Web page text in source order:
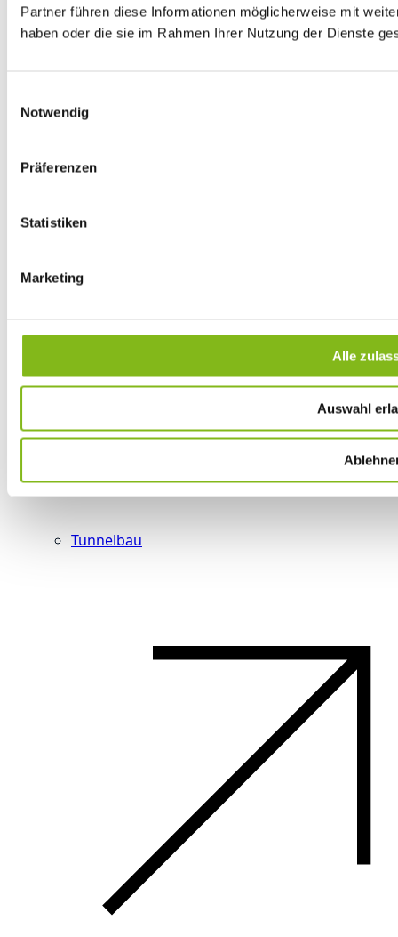
Partner führen diese Informationen möglicherweise mit
haben oder die sie im Rahmen Ihrer Nutzung der Dienste
Notwendig
Präferenzen
Statistiken
Marketing
Alle
Auswahl
Tunnelbau